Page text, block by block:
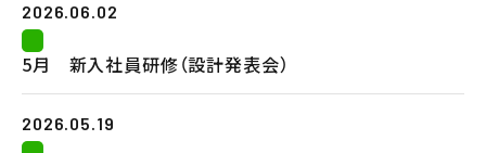
2026.06.02
5月 新入社員研修（設計発表会）
2026.05.19